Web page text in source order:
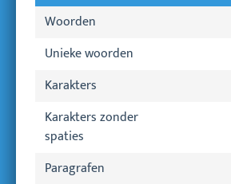
Woorden
Unieke woorden
Karakters
Karakters zonder
spaties
Paragrafen